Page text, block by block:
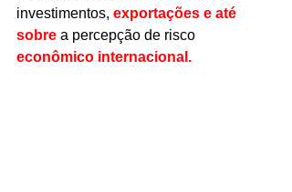
investimentos, exportações e até
sobre a percepção de risco
econômico internacional.